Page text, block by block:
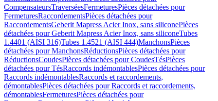
CompensateursTraverséesFermeturesPièces détachées pour
FermeturesRaccordementsPièces détachées pour
RaccordementsGeberit Mapress Acier Inox, sans siliconePièces
détachées pour Geberit Mapress Acier Inox, sans siliconeTubes
1.4401 (AISI 316)Tubes 1.4521 (AISI 444)ManchonsPièces
détachées pour ManchonsRéductionsPièces détachées pour
RéductionsCoudesPièces détachées pour CoudesTésPièces
détachées pour TésRaccords indémontablesPièces détachées pour
Raccords indémontablesRaccords et raccordements,
démontablesPièces détachées pour Raccords et raccordements,
démontablesFermeturesPièces détachées pour